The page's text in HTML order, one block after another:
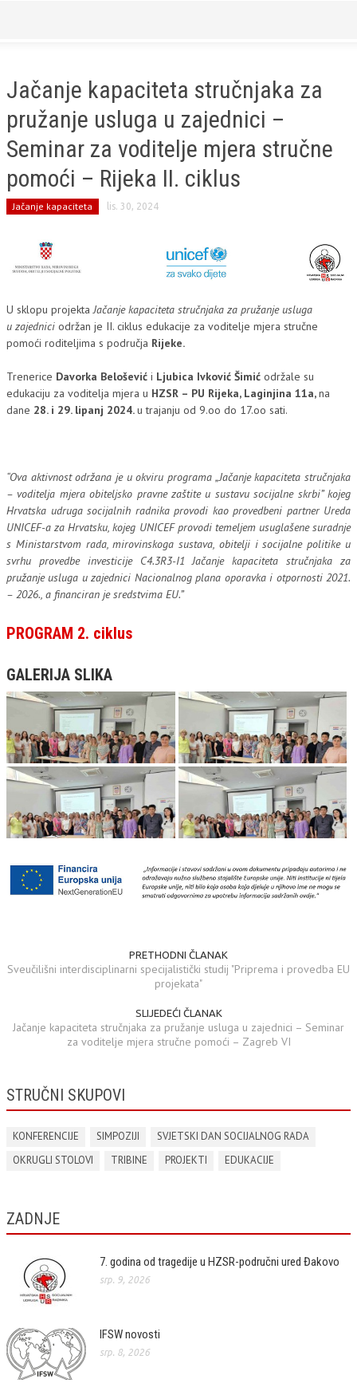
Jačanje kapaciteta stručnjaka za
pružanje usluga u zajednici –
Seminar za voditelje mjera stručne
pomoći – Rijeka II. ciklus
Jačanje kapaciteta lis. 30, 2024
U sklopu projektaJačanje kapaciteta stručnjaka za pružanje usluga
u zajednici održan je II. ciklus edukacije za voditelje mjera stručne
pomoći roditeljima s područja Rijeke.
Trenerice Davorka Belošević i Ljubica Ivković Šimić održale su
edukaciju za voditelja mjera u HZSR – PU Rijeka, Laginjina 11a,na
dane 28. i 29. lipanj 2024.u trajanju od 9.oo do 17.oo sati.
“Ova aktivnost održana je u okviru programa „Jačanje kapaciteta stručnjaka
– voditelja mjera obiteljsko pravne zaštite u sustavu socijalne skrbi” kojeg
Hrvatska udruga socijalnih radnika provodi kao provedbeni partner Ureda
UNICEF-a za Hrvatsku, kojeg UNICEF provodi temeljem usuglašene suradnje
s Ministarstvom rada, mirovinskoga sustava, obitelji i socijalne politike u
svrhu provedbe investicije C4.3R3-I1 Jačanje kapaciteta stručnjaka za
pružanje usluga u zajednici Nacionalnog plana oporavka i otpornosti 2021.
– 2026., a financiran je sredstvima EU.”
PROGRAM 2. ciklus
GALERIJA SLIKA
PRETHODNI ČLANAK
Sveučilišni interdisciplinarni specijalistički studij "Priprema i provedba EU
projekata"
SLIJEDEĆI ČLANAK
Jačanje kapaciteta stručnjaka za pružanje usluga u zajednici – Seminar
za voditelje mjera stručne pomoći – Zagreb VI
STRUČNI SKUPOVI
KONFERENCIJE SIMPOZIJI
SVJETSKI DAN SOCIJALNOG RADA
OKRUGLI STOLOVI
TRIBINE PROJEKTI EDUKACIJE
ZADNJE
7. godina od tragedije u HZSR-područni ured Đakovo
srp. 9, 2026
IFSW novosti
srp. 8, 2026